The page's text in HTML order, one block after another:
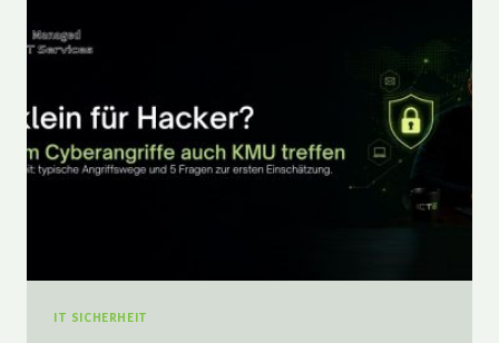
IT SICHERHEIT